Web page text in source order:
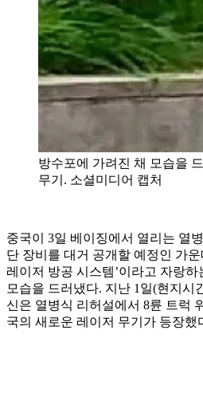
방수포에 가려진 채 모습을
무기. 소셜미디어 캡처
중국이 3일 베이징에서 열리는 열
단 장비를 대거 공개할 예정인 가
레이저 방공 시스템’이라고 자랑
모습을 드러냈다. 지난 1일(현지시
신은 열병식 리허설에서 8륜 트럭
국의 새로운 레이저 무기가 등장했